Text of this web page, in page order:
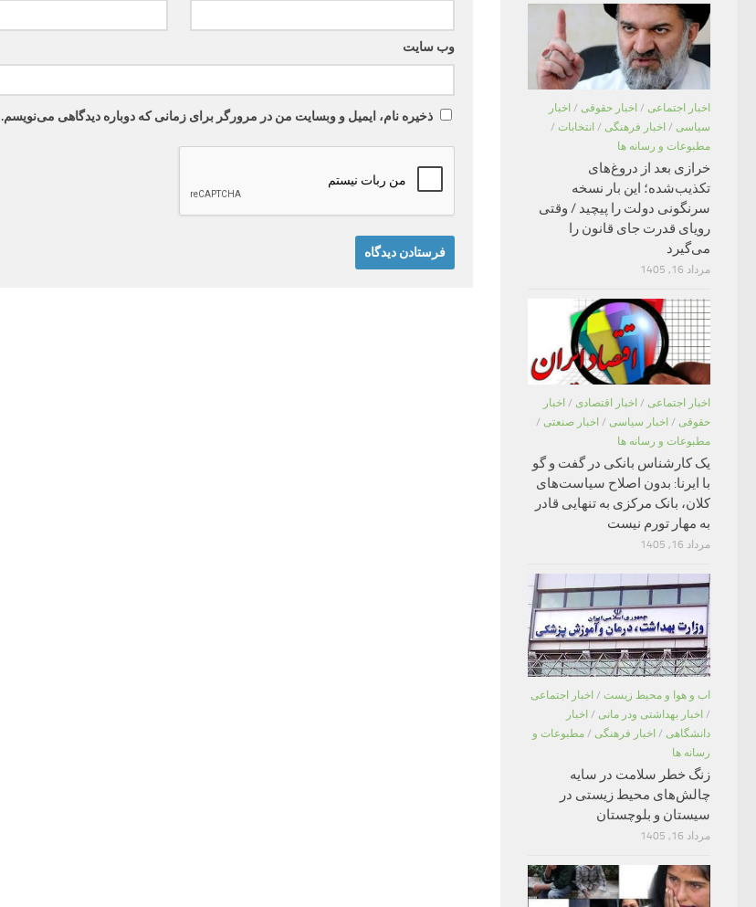
وب‌ سایت
ذخیره نام، ایمیل و وبسایت من در مرورگر برای زمانی که دوباره دیدگاهی می‌نویسم.
اخبار اجتماعی / اخبار حقوقی / اخبار
سیاسی / اخبار فرهنگی / انتخابات /
مطبوعات و رسانه ها
خرازی بعد از دروغ‌های
تکذیب‌شده؛ این بار نسخه
سرنگونی دولت را پیچید / وقتی
رویای قدرت جای قانون را
می‌گیرد
مرداد 16, 1405
اخبار اجتماعی / اخبار اقتصادی / اخبار
حقوقی / اخبار سیاسی / اخبار صنعتی /
مطبوعات و رسانه ها
یک کارشناس بانکی در گفت و گو
با ایرنا: بدون اصلاح سیاست‌های
کلان، بانک مرکزی به تنهایی قادر
به مهار تورم نیست
مرداد 16, 1405
اب و هوا و محیط زیست / اخبار اجتماعی
/ اخبار بهداشتی ودر مانی / اخبار
دانشگاهی / اخبار فرهنگی / مطبوعات و
رسانه ها
زنگ خطر سلامت در سایه
چالش‌های محیط زیستی در
سیستان و بلوچستان
مرداد 16, 1405